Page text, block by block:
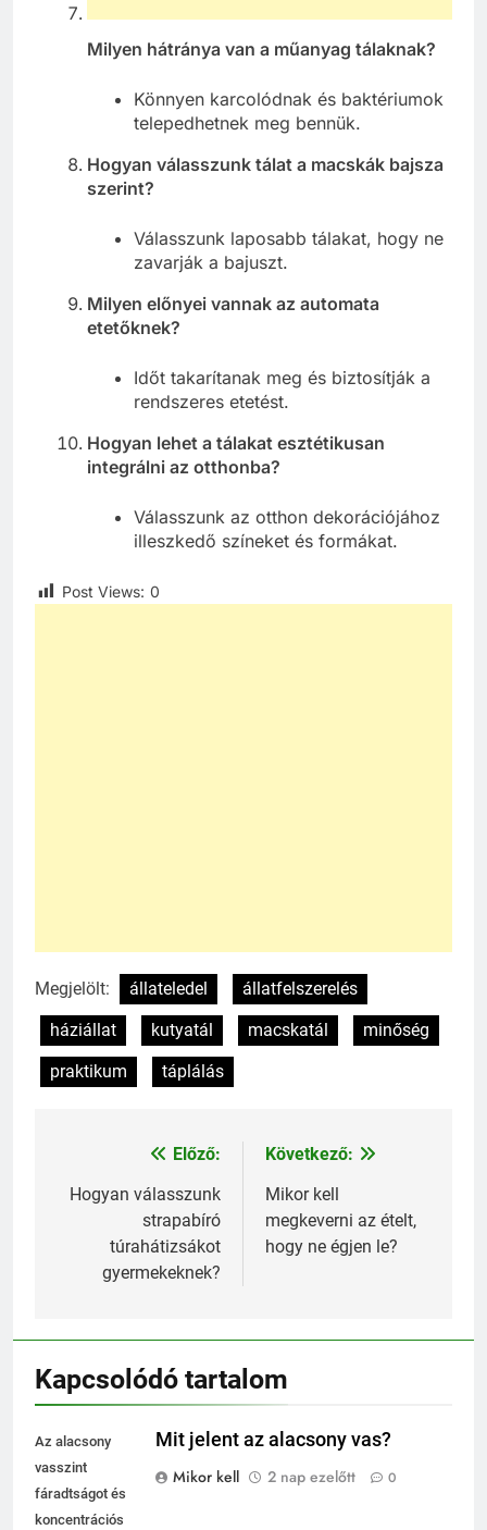
Milyen hátránya van a műanyag tálaknak?
Könnyen karcolódnak és baktériumok
telepedhetnek meg bennük.
Hogyan válasszunk tálat a macskák bajsza
szerint?
Válasszunk laposabb tálakat, hogy ne
zavarják a bajuszt.
Milyen előnyei vannak az automata
etetőknek?
Időt takarítanak meg és biztosítják a
rendszeres etetést.
Hogyan lehet a tálakat esztétikusan
integrálni az otthonba?
Válasszunk az otthon dekorációjához
illeszkedő színeket és formákat.
Post Views: 0
Megjelölt: állateledel
állatfelszerelés
háziállat
kutyatál macskatál
minőség
praktikum
táplálás
Bejegyzés
navigáció
Előző:
Hogyan válasszunk
strapabíró
túrahátizsákot
gyermekeknek?
Következő:
Mikor kell
megkeverni az ételt,
hogy ne égjen le?
Kapcsolódó tartalom
Az alacsony
vasszint
fáradtságot és
koncentrációs
Mit jelent az alacsony vas?
Mikor kell
2 nap ezelőtt 0